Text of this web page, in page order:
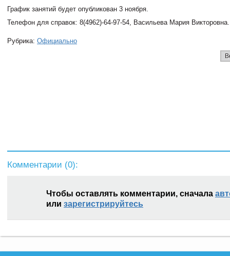
График занятий будет опубликован 3 ноября.
Телефон для справок: 8(4962)-64-97-54, Васильева Мария Викторовна.
Рубрика: Официально
Комментарии (0):
Чтобы оставлять комментарии, сначала
или зарегистрируйтесь